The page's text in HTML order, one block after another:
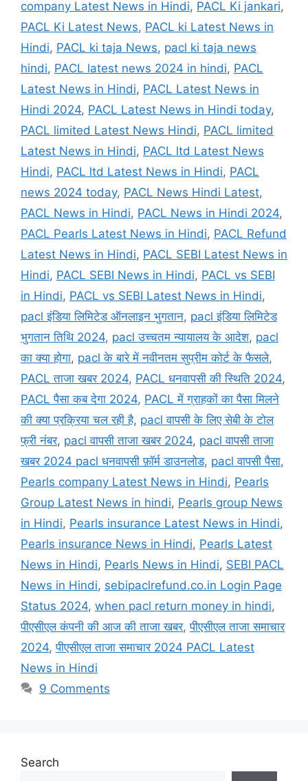
company Latest News in Hindi, PACL Ki jankari,
PACL Ki Latest News, PACL ki Latest News in
Hindi, PACL ki taja News, pacl ki taja news
hindi, PACL latest news 2024 in hindi, PACL
Latest News in Hindi, PACL Latest News in
Hindi 2024, PACL Latest News in Hindi today,
PACL limited Latest News Hindi, PACL limited
Latest News in Hindi, PACL ltd Latest News
Hindi, PACL ltd Latest News in Hindi, PACL
news 2024 today, PACL News Hindi Latest,
PACL News in Hindi, PACL News in Hindi 2024,
PACL Pearls Latest News in Hindi, PACL Refund
Latest News in Hindi, PACL SEBI Latest News in
Hindi, PACL SEBI News in Hindi, PACL vs SEBI
in Hindi, PACL vs SEBI Latest News in Hindi,
pacl इंडिया लिमिटेड ऑनलाइन भुगतान, pacl इंडिया लिमिटेड
भुगतान तिथि 2024, pacl उच्चतम न्यायालय के आदेश, pacl
का क्या होगा, pacl के बारे में नवीनतम सुप्रीम कोर्ट के फैसले,
PACL ताजा खबर 2024, PACL धनवापसी की स्थिति 2024,
PACL पैसा कब देगा 2024, PACL में ग्राहकों का पैसा मिलने
की क्या प्रक्रिया चल रही है, pacl वापसी के लिए सेबी के टोल
फ्री नंबर, pacl वापसी ताजा खबर 2024, pacl वापसी ताजा
खबर 2024 pacl धनवापसी फ़ॉर्म डाउनलोड, pacl वापसी पैसा,
Pearls company Latest News in Hindi, Pearls
Group Latest News in hindi, Pearls group News
in Hindi, Pearls insurance Latest News in Hindi,
Pearls insurance News in Hindi, Pearls Latest
News in Hindi, Pearls News in Hindi, SEBI PACL
News in Hindi, sebipaclrefund.co.in Login Page
Status 2024, when pacl return money in hindi,
पीएसीएल कंपनी की आज की ताजा खबर,पीएसीएल ताजा समाचार
2024,पीएसीएल ताजा समाचार 2024 PACL Latest
News in Hindi
9 Comments
Search